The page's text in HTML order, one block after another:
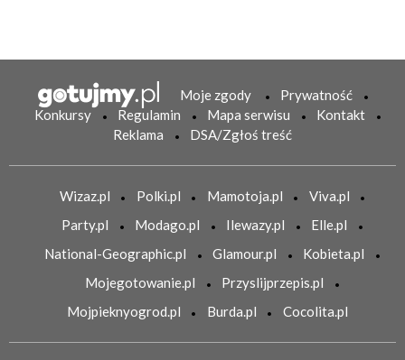
Moje zgody
Prywatność
Konkursy
Regulamin Mapa serwisu
Kontakt
Reklama
DSA/Zgłoś treść
Wizaz.pl Polki.pl Mamotoja.pl
Viva.pl
Party.pl
Modago.pl Ilewazy.pl
Elle.pl
National-Geographic.pl
Glamour.pl
Kobieta.pl
Mojegotowanie.pl
Przyslijprzepis.pl
Mojpieknyogrod.pl
Burda.pl Cocolita.pl